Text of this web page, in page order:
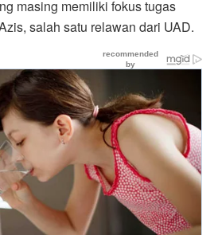
masing memiliki fokus tugas
salah satu relawan dari UAD.